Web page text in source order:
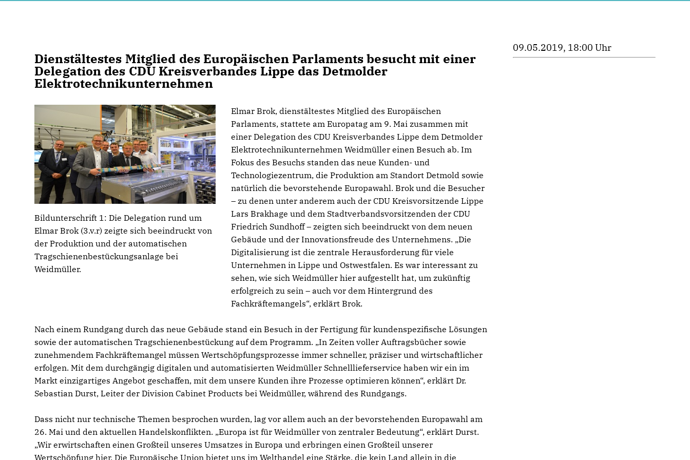
Dienstältestes Mitglied des Europäischen Parlaments besucht mit einer
Delegation des CDU Kreisverbandes Lippe das Detmolder
Elektrotechnikunternehmen
Bildunterschrift 1: Die Delegation rund um
Elmar Brok (3.v.r) zeigte sich beeindruckt von
der Produktion und der automatischen
Tragschienenbestückungsanlage bei
Weidmüller.
Elmar Brok, dienstältestes Mitglied des Europäischen
Parlaments, stattete am Europatag am 9. Mai zusammen mit
einer Delegation des CDU Kreisverbandes Lippe dem Detmolder
Elektrotechnikunternehmen Weidmüller einen Besuch ab. Im
Fokus des Besuchs standen das neue Kunden- und
Technologiezentrum, die Produktion am Standort Detmold sowie
natürlich die bevorstehende Europawahl. Brok und die Besucher
– zu denen unter anderem auch der CDU Kreisvorsitzende Lippe
Lars Brakhage und dem Stadtverbandsvorsitzenden der CDU
Friedrich Sundhoff – zeigten sich beeindruckt von dem neuen
Gebäude und der Innovationsfreude des Unternehmens. „Die
Digitalisierung ist die zentrale Herausforderung für viele
Unternehmen in Lippe und Ostwestfalen. Es war interessant zu
sehen, wie sich Weidmüller hier aufgestellt hat, um zukünftig
erfolgreich zu sein – auch vor dem Hintergrund des
Fachkräftemangels“, erklärt Brok.
Nach einem Rundgang durch das neue Gebäude stand ein Besuch in der Fertigung für kundenspezifische Lösungen
sowie der automatischen Tragschienenbestückung auf dem Programm. „In Zeiten voller Auftragsbücher sowie
zunehmendem Fachkräftemangel müssen Wertschöpfungsprozesse immer schneller, präziser und wirtschaftlicher
erfolgen. Mit dem durchgängig digitalen und automatisierten Weidmüller Schnelllieferservice haben wir ein im
Markt einzigartiges Angebot geschaffen, mit dem unsere Kunden ihre Prozesse optimieren können“, erklärt Dr.
Sebastian Durst, Leiter der Division Cabinet Products bei Weidmüller, während des Rundgangs.
Dass nicht nur technische Themen besprochen wurden, lag vor allem auch an der bevorstehenden Europawahl am
26. Mai und den aktuellen Handelskonflikten. „Europa ist für Weidmüller von zentraler Bedeutung“, erklärt Durst.
Wir erwirtschaften einen Großteil unseres Umsatzes in Europa und erbringen einen Großteil unserer
Wertschöpfung hier. Die Europäische Union bietet uns im Welthandel eine Stärke, die kein Land allein in die
09.05.2019, 18:00 Uhr